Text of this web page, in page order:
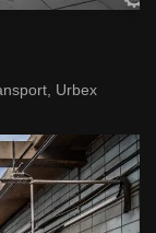
, Urbex